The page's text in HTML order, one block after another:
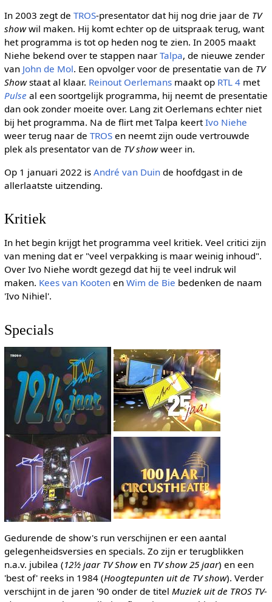
In 2003 zegt de TROS-presentator dat hij nog drie jaar de TV
showwil maken. Hij komt echter op de uitspraak terug, want
het programma is tot op heden nog te zien. In 2005 maakt
Niehe bekend over te stappen naar Talpa, de nieuwe zender
van John de Mol. Een opvolger voor de presentatie van de TV
Showstaat al klaar. Reinout Oerlemansmaakt op RTL 4met
Pulse al een soortgelijk programma, hij neemt de presentatie
dan ook zonder moeite over. Lang zit Oerlemans echter niet
bij het programma. Na de flirt met Talpa keertIvo Niehe
weer terug naar de TROSen neemt zijn oude vertrouwde
plek als presentator van de TV showweer in.
Op 1 januari 2022 is André van Duinde hoofdgast in de
allerlaatste uitzending.
Kritiek
In het begin krijgt het programma veel kritiek. Veel critici zijn
van mening dat er "veel verpakking is maar weinig inhoud".
Over Ivo Niehe wordt gezegd dat hij te veel indruk wil
maken. Kees van Kootenen Wim de Bie bedenken de naam
'Ivo Nihiel'.
Specials
Gedurende de show's run verschijnen er een aantal
gelegenheidsversies en specials. Zo zijn er terugblikken
n.a.v. jubilea (12½ jaar TV Showen TV show 25 jaar) en een
'best of' reeks in 1984 (Hoogtepunten uit de TV show). Verder
verschijnt in de jaren '90 onder de titel Muziek uit de TROS TV-